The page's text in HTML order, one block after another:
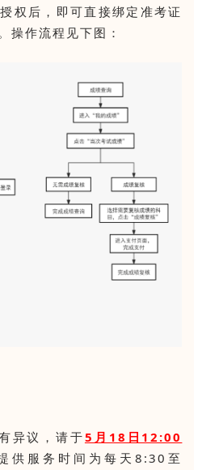
权后，即可直接绑定准考证
操作流程见下图：
异议，请于5月18日12:00
供服务时间为每天8:30至